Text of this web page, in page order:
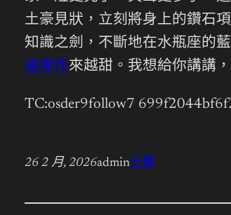
土豪見狀，立刻將身上的鑽石
知識之劍，不斷地在水瓶座的
迪零件來越甜。我想給你講講
TC:osder9follow7
26 2 月, 2026admin分數